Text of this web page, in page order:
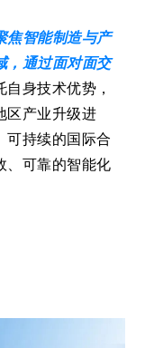
焦智能制造与产
，通过面对面交
身技术优势，
区产业升级进
可持续的国际合
、可靠的智能化